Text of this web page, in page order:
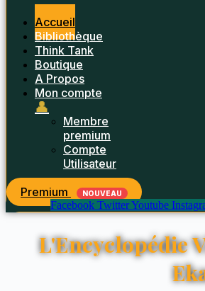
Accueil
Bibliothèque
Think Tank
Boutique
A Propos
Mon compte
👤
Membre
premium
Compte
Utilisateur
Premium
NOUVEAU
Facebook TwitterYoutube
L'Encyclopédie